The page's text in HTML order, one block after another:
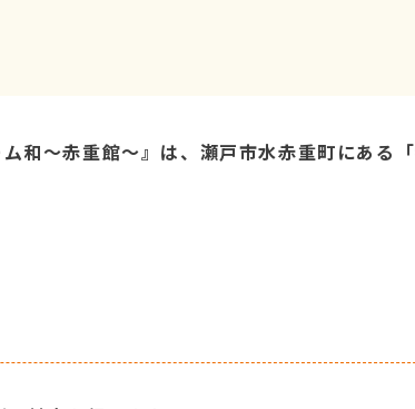
ム和～赤重館～』は、瀬戸市水赤重町にあ